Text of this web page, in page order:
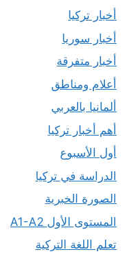
أخبار تركيا
أخبار سوريا
أخبار متفرقة
أعلام ومناطق
ألمانيا بالعربي
أهم أخبار تركيا
أول الأسبوع
الدراسة في تركيا
الصورة الخبرية
المستوى الأول A1-A2
تعلم اللغة التركية